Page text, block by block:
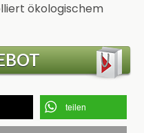
ökologischem
teilen